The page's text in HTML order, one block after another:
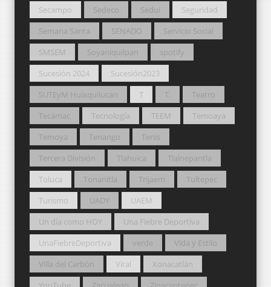
Secampo
Sedeco Sedui
Seguridad
Semana Santa
SENADO
Servicio Social
SMSEM
Soyaniquilpan
spotify
Sucesión 2024
Sucesión2023
SUTEyM Huixquilucan
T T.
Teatro
Tecámac
Tecnología TEEM
Temoaya
Temoya
Tenango
Tenis
Tercera División
Tlahuica
Tlalnepantla
Toluca
Tonanitla Trijaem
Tultepec
Turismo
UADY
UAEM
Un día como HOY
Una Fiebre Deportiva
UnaFiebreDeportiva
verde
Vida y Estilo
Villa del Carbón
Viral
Xonacatlán